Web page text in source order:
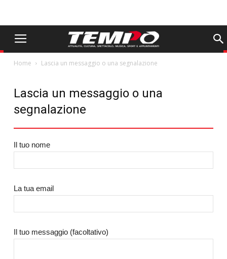
Home Lascia un messaggio o una segnalazione
Lascia un messaggio o una
segnalazione
Il tuo nome
La tua email
Il tuo messaggio (facoltativo)